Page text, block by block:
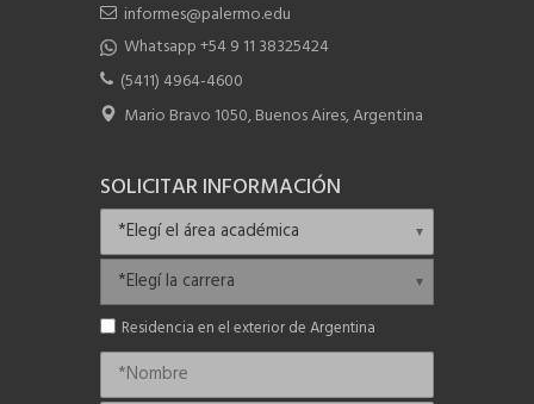
informes@palermo.edu
Whatsapp +54 9 11 38325424
(5411) 4964-4600
Mario Bravo 1050, Buenos Aires, Argentina
SOLICITAR INFORMACIÓN
Residencia en el exterior de Argentina